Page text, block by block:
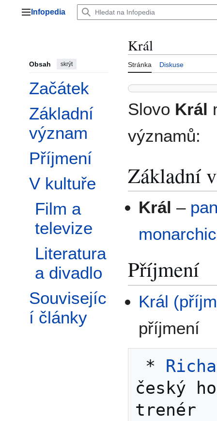
Hlavní menu
Infopedia
Obsah skrýt
Začátek
Základní
význam
Příjmení
V kultuře
Přepnout podsekci V kultuře
Film a
televize
Literatura
a divadlo
Souvisejíc
í články
Král
Stránka Diskuse
Slovo Král
významů:
Základní
Král –
Příjmení
Král
příjmení
*
český
trenér